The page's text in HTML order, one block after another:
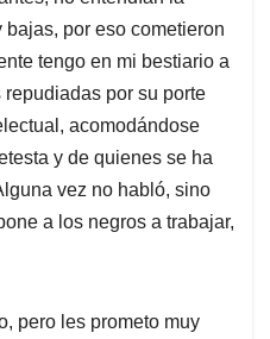
por eso cometieron
tengo en mi bestiario a
por su porte
acomodándose
y de quienes se ha
vez no habló, sino
a los negros a trabajar,
pero les prometo muy